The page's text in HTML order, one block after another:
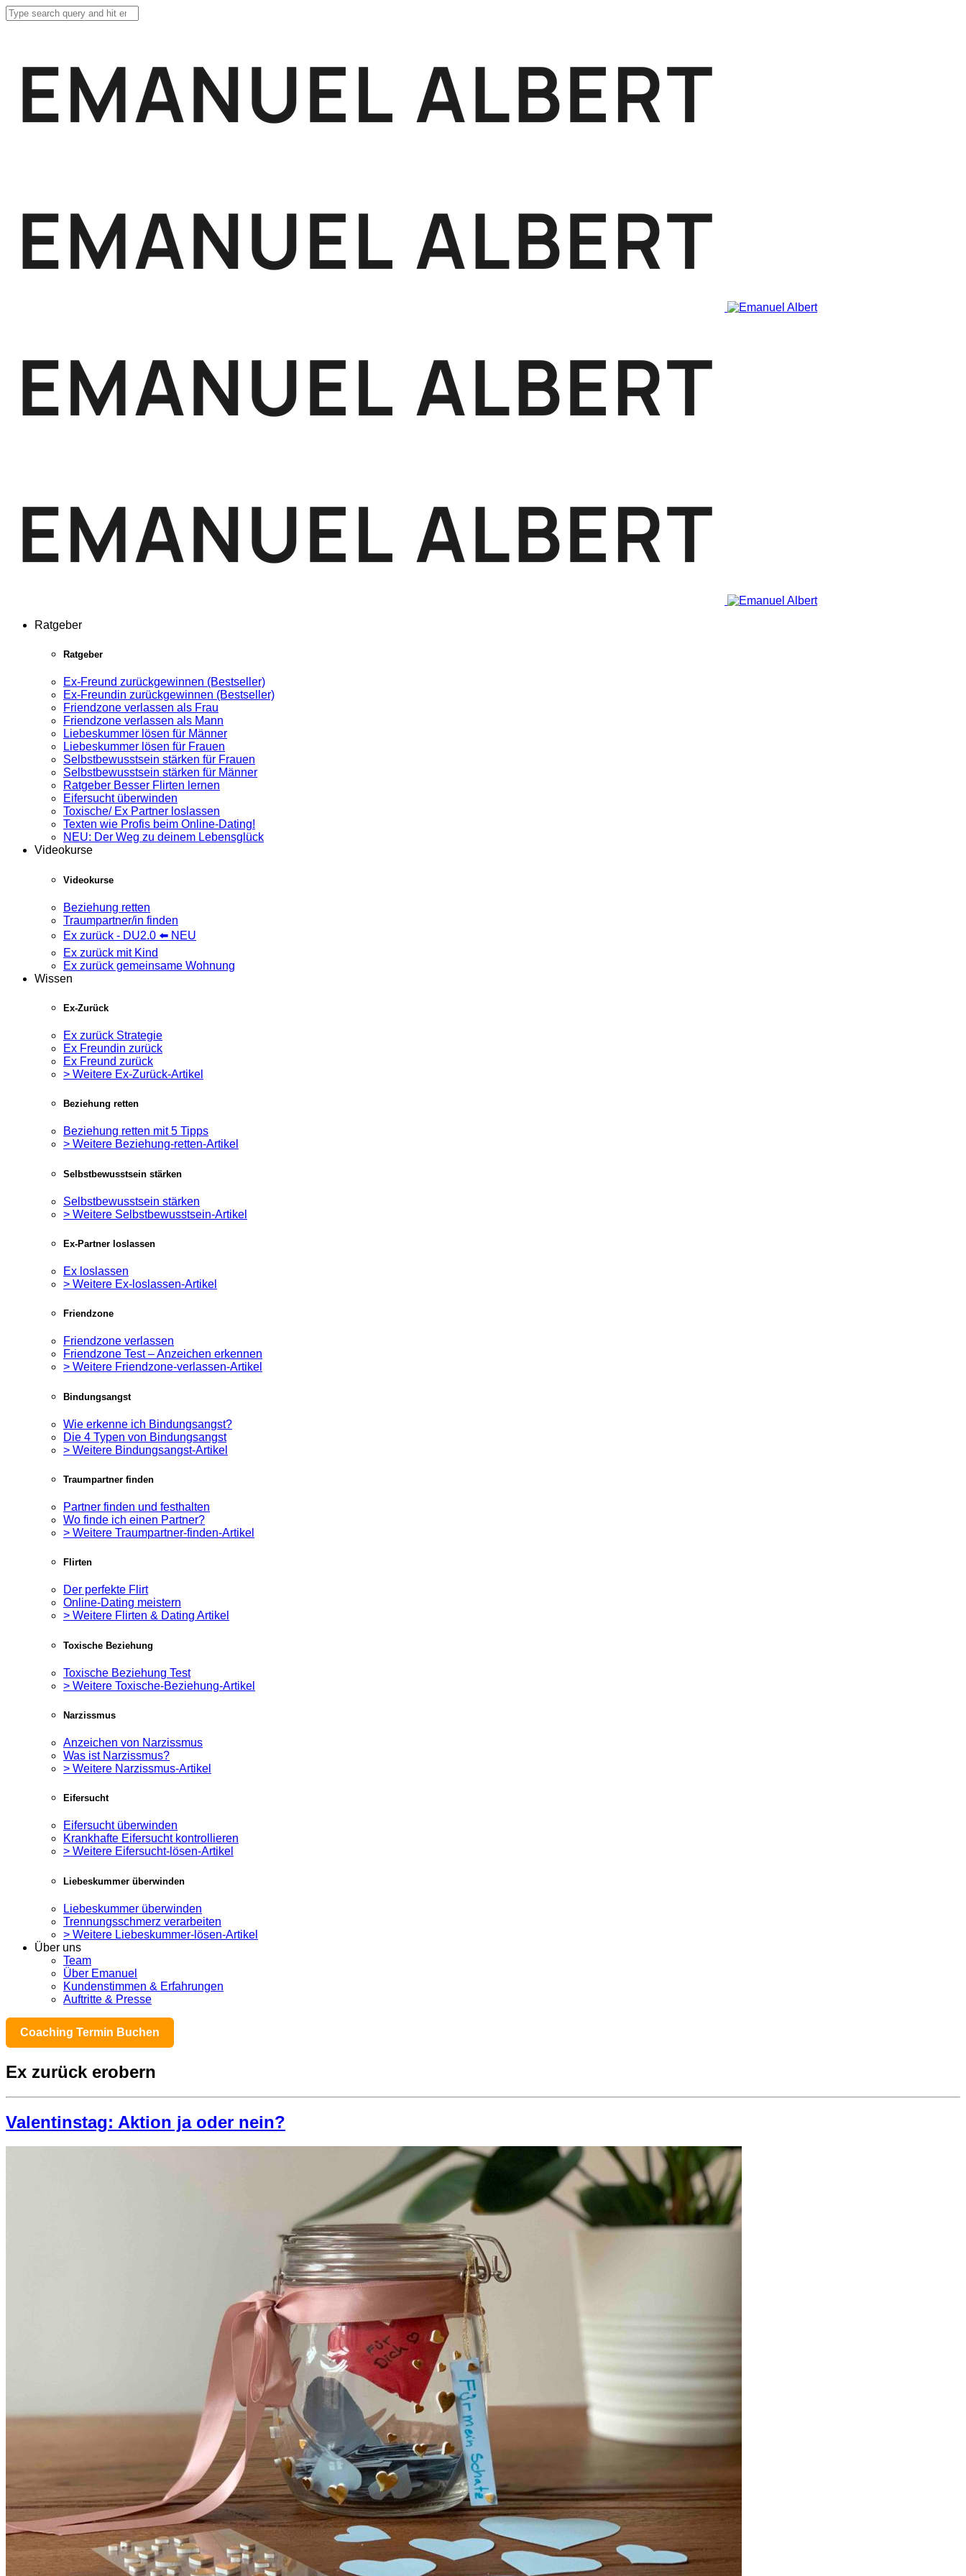
Ratgeber
Ratgeber
Ex-Freund zurückgewinnen (Bestseller)
Ex-Freundin zurückgewinnen (Bestseller)
Friendzone verlassen als Frau
Friendzone verlassen als Mann
Liebeskummer lösen für Männer
Liebeskummer lösen für Frauen
Selbstbewusstsein stärken für Frauen
Selbstbewusstsein stärken für Männer
Ratgeber Besser Flirten lernen
Eifersucht überwinden
Toxische/ Ex Partner loslassen
Texten wie Profis beim Online-Dating!
NEU: Der Weg zu deinem Lebensglück
Videokurse
Videokurse
Beziehung retten
Traumpartner/in finden
Ex zurück - DU2.0 ⬅️ NEU
Ex zurück mit Kind
Ex zurück gemeinsame Wohnung
Wissen
Ex-Zurück
Ex zurück Strategie
Ex Freundin zurück
Ex Freund zurück
> Weitere Ex-Zurück-Artikel
Beziehung retten
Beziehung retten mit 5 Tipps
> Weitere Beziehung-retten-Artikel
Selbstbewusstsein stärken
Selbstbewusstsein stärken
> Weitere Selbstbewusstsein-Artikel
Ex-Partner loslassen
Ex loslassen
> Weitere Ex-loslassen-Artikel
Friendzone
Friendzone verlassen
Friendzone Test – Anzeichen erkennen
> Weitere Friendzone-verlassen-Artikel
Bindungsangst
Wie erkenne ich Bindungsangst?
Die 4 Typen von Bindungsangst
> Weitere Bindungsangst-Artikel
Traumpartner finden
Partner finden und festhalten
Wo finde ich einen Partner?
> Weitere Traumpartner-finden-Artikel
Flirten
Der perfekte Flirt
Online-Dating meistern
> Weitere Flirten & Dating Artikel
Toxische Beziehung
Toxische Beziehung Test
> Weitere Toxische-Beziehung-Artikel
Narzissmus
Anzeichen von Narzissmus
Was ist Narzissmus?
> Weitere Narzissmus-Artikel
Eifersucht
Eifersucht überwinden
Krankhafte Eifersucht kontrollieren
> Weitere Eifersucht-lösen-Artikel
Liebeskummer überwinden
Liebeskummer überwinden
Trennungsschmerz verarbeiten
> Weitere Liebeskummer-lösen-Artikel
Über uns
Team
Über Emanuel
Kundenstimmen & Erfahrungen
Auftritte & Presse
Coaching Termin Buchen
Ex zurück erobern
Valentinstag: Aktion ja oder nein?